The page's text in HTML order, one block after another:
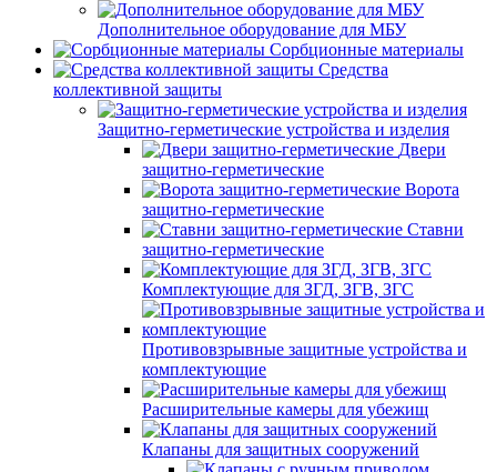
Дополнительное оборудование для МБУ
Сорбционные материалы
Средства
коллективной защиты
Защитно-герметические устройства и изделия
Двери
защитно-герметические
Ворота
защитно-герметические
Ставни
защитно-герметические
Комплектующие для ЗГД, ЗГВ, ЗГС
Противовзрывные защитные устройства и
комплектующие
Расширительные камеры для убежищ
Клапаны для защитных сооружений